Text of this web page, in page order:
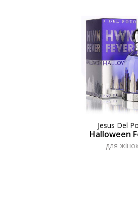
Jesus Del
Halloween
для